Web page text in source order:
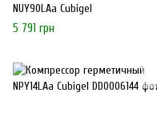
NUY90LAa Cubigel
5 791 грн